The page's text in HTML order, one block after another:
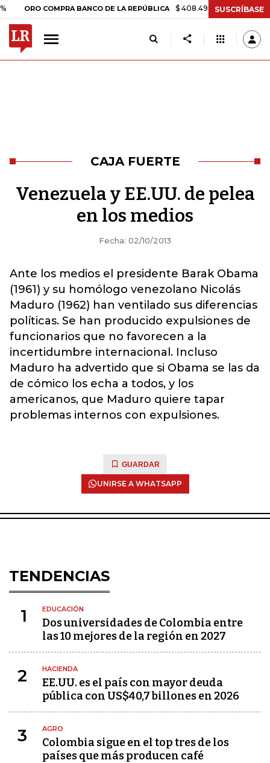
ORO COMPRA BANCO DE LA REPÚBLICA $ 408.498,97 +$ 8.753,81
SUSCRÍBASE
CAJA FUERTE
Venezuela y EE.UU. de pelea
en los medios
Fecha: 02/10/2013
Ante los medios el presidente Barak Obama
(1961) y su homólogo venezolano Nicolás
Maduro (1962) han ventilado sus diferencias
políticas. Se han producido expulsiones de
funcionarios que no favorecen a la
incertidumbre internacional. Incluso
Maduro ha advertido que si Obama se las da
de cómico los echa a todos, y los
americanos, que Maduro quiere tapar
problemas internos con expulsiones.
GUARDAR
UNIRSE A WHATSAPP
TENDENCIAS
1 EDUCACIÓN
Dos universidades de Colombia entre
las 10 mejores de la región en 2027
2 HACIENDA
EE.UU. es el país con mayor deuda
pública con US$40,7 billones en 2026
3 AGRO
Colombia sigue en el top tres de los
países que más producen café